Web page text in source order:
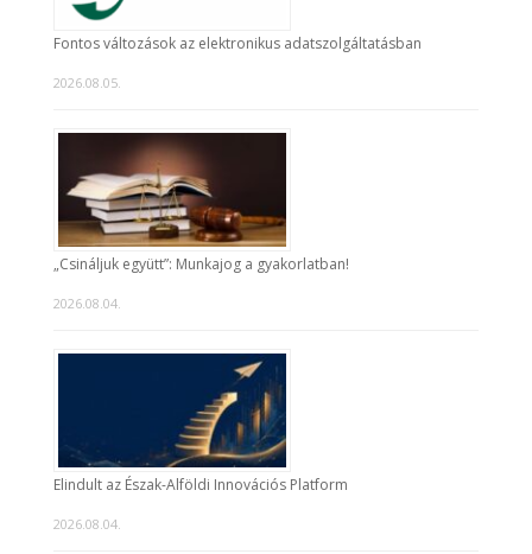
Fontos változások az elektronikus adatszolgáltatásban
2026.08.05.
„Csináljuk együtt”: Munkajog a gyakorlatban!
2026.08.04.
Elindult az Észak-Alföldi Innovációs Platform
2026.08.04.